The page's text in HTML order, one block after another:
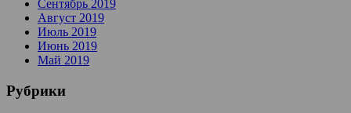
Сентябрь 2019
Август 2019
Июль 2019
Июнь 2019
Май 2019
Рубрики